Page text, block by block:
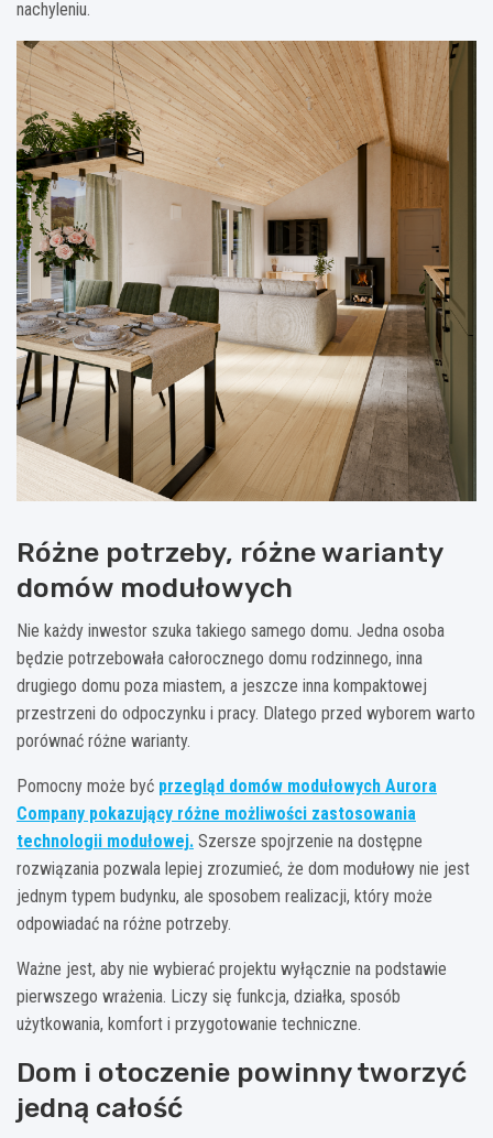
nachyleniu.
Różne potrzeby, różne warianty
domów modułowych
Nie każdy inwestor szuka takiego samego domu. Jedna osoba
będzie potrzebowała całorocznego domu rodzinnego, inna
drugiego domu poza miastem, a jeszcze inna kompaktowej
przestrzeni do odpoczynku i pracy. Dlatego przed wyborem warto
porównać różne warianty.
Pomocny może być przegląd domów modułowych Aurora
Company pokazujący różne możliwości zastosowania
technologii modułowej. Szersze spojrzenie na dostępne
rozwiązania pozwala lepiej zrozumieć, że dom modułowy nie jest
jednym typem budynku, ale sposobem realizacji, który może
odpowiadać na różne potrzeby.
Ważne jest, aby nie wybierać projektu wyłącznie na podstawie
pierwszego wrażenia. Liczy się funkcja, działka, sposób
użytkowania, komfort i przygotowanie techniczne.
Dom i otoczenie powinny tworzyć
jedną całość